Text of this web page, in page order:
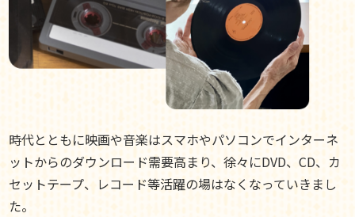
時代とともに映画や音楽はスマホやパソコンでインターネ
ットからのダウンロード需要高まり、徐々にDVD、CD、カ
セットテープ、レコード等活躍の場はなくなっていきまし
た。